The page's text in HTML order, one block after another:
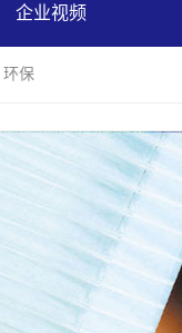
企业视频
环保